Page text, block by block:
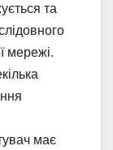
та
мережі.
має